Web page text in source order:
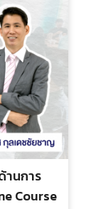
ที่ 21 -
หลักสูตร